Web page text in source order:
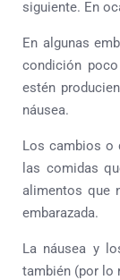
siguiente. En
En algunas
condición
estén
náusea.
Los cambios o
las comidas
alimentos que
embarazada.
La náusea y
también (por lo